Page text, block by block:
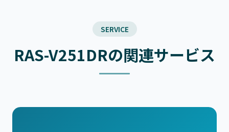
SERVICE
RAS-V251DRの関連サービス